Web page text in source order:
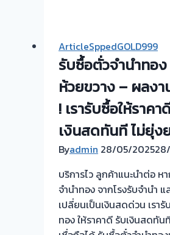
ซื้อ
ตั๋ว
จำนำ
ทอง
พระปิ่น3
บางใหญ่
🇹🇭
ขอบคุณ
ลูกค้า
ย่าน
พระปิ่น3
รับ
ซื้อ
ตั๋ว
จำนำ
ทอง
ลูกค้า
พื้นที่
บางรัก
พัฒนา
นนทบุรี
ArticleSppedGOLD999
รับซื้อตั่วจำนำทอ
ห้วยขวาง – ผลง
! เรารับซื้อให้ราคา
เงินสดทันที ไม่ยุ่ง
Byadmin 28/05/2025
บริการไว ลูกค้าแนะนำต่อ
จำนำทอง จากโรงรับจำนำ แ
เปลี่ยนเป็นเงินสดด่วน เรา
ทอง ให้ราคาดี รับเงินสดทั